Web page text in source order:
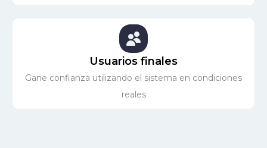
Usuarios finales
Gane confianza utilizando el sistema en condiciones
reales